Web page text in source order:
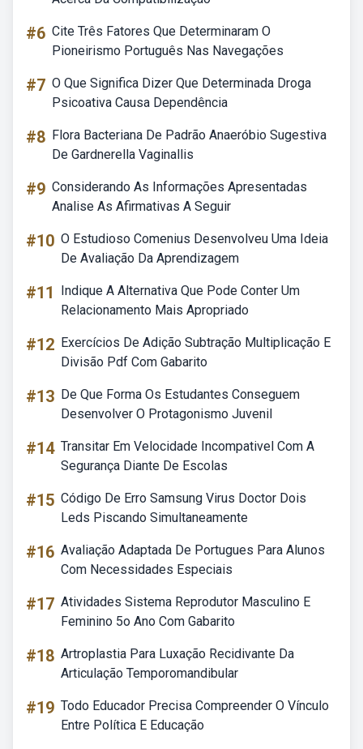
#6 Cite Três Fatores Que Determinaram O
Pioneirismo Português Nas Navegações
#7 O Que Significa Dizer Que Determinada Droga
Psicoativa Causa Dependência
#8 Flora Bacteriana De Padrão Anaeróbio Sugestiva
De Gardnerella Vaginallis
#9 Considerando As Informações Apresentadas
Analise As Afirmativas A Seguir
#10 O Estudioso Comenius Desenvolveu Uma Ideia
De Avaliação Da Aprendizagem
#11
Indique A Alternativa Que Pode Conter Um
Relacionamento Mais Apropriado
#12 Exercícios De Adição Subtração Multiplicação E
Divisão Pdf Com Gabarito
#13 De Que Forma Os Estudantes Conseguem
Desenvolver O Protagonismo Juvenil
#14 Transitar Em Velocidade Incompativel Com A
Segurança Diante De Escolas
#15 Código De Erro Samsung Virus Doctor Dois
Leds Piscando Simultaneamente
#16 Avaliação Adaptada De Portugues Para Alunos
Com Necessidades Especiais
#17 Atividades Sistema Reprodutor Masculino E
Feminino 5o Ano Com Gabarito
#18 Artroplastia Para Luxação Recidivante Da
Articulação Temporomandibular
#19 Todo Educador Precisa Compreender O Vínculo
Entre Política E Educação